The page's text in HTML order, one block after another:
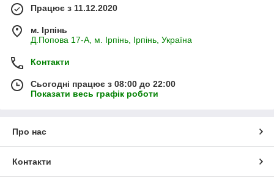
Працює з 11.12.2020
м. Ірпінь
Д.Попова 17-А, м. Ірпінь, Ірпінь, Україна
Контакти
Сьогодні працює з 08:00 до 22:00
Показати весь графік роботи
Про нас
Контакти